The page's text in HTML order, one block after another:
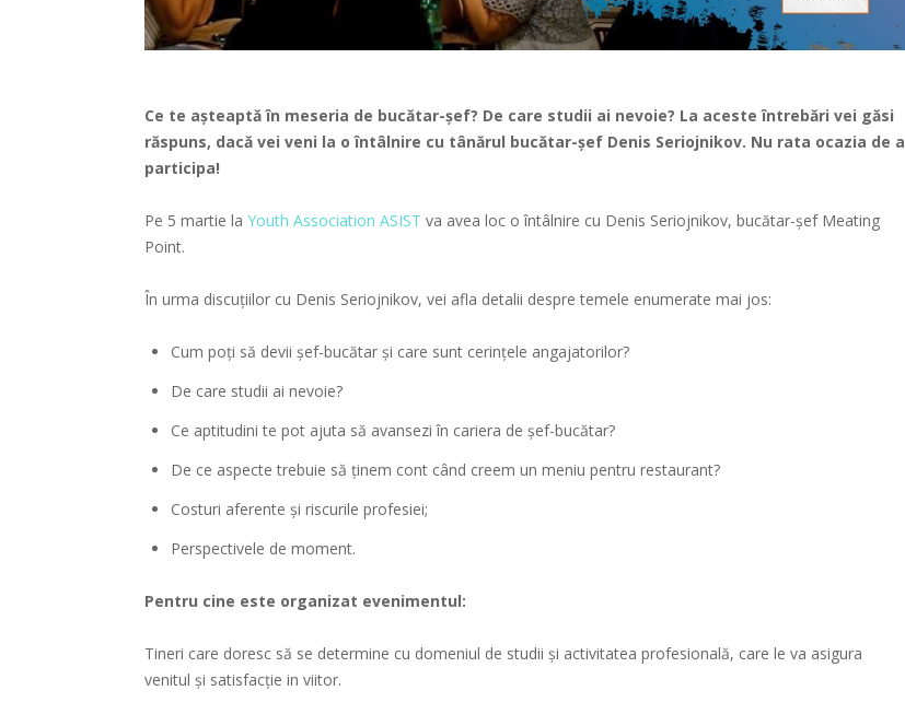
Ce te așteaptă în meseria de bucătar-șef? De care studii ai nevoie? La aceste întrebări vei găsi
răspuns, dacă vei veni la o întâlnire cu tânărul bucătar-șef Denis Seriojnikov. Nu rata ocazia de a
participa!
Pe 5 martie la Youth Association ASIST va avea loc o întâlnire cu Denis Seriojnikov, bucătar-șef Meating
Point.
În urma discuțiilor cu Denis Seriojnikov, vei afla detalii despre temele enumerate mai jos:
Cum poți să devii șef-bucătar și care sunt cerințele angajatorilor?
De care studii ai nevoie?
Ce aptitudini te pot ajuta să avansezi în cariera de șef-bucătar?
De ce aspecte trebuie să ținem cont când creem un meniu pentru restaurant?
Costuri aferente și riscurile profesiei;
Perspectivele de moment.
Pentru cine este organizat evenimentul:
Tineri care doresc să se determine cu domeniul de studii și activitatea profesională, care le va asigura
venitul și satisfacție in viitor.